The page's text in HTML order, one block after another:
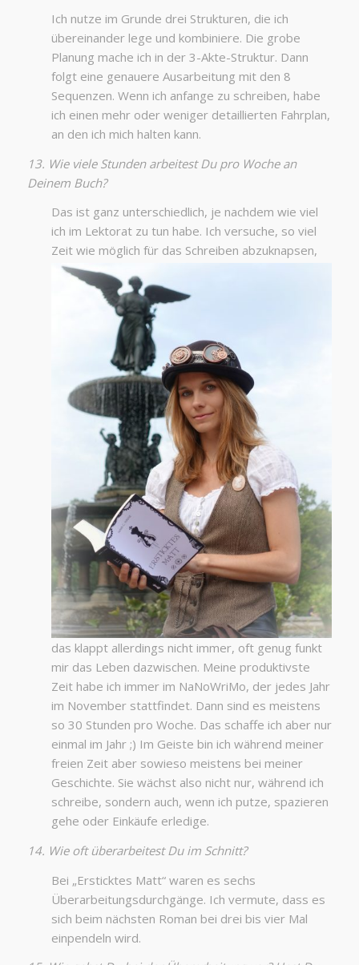
Ich nutze im Grunde drei Strukturen, die ich
übereinander lege und kombiniere. Die grobe
Planung mache ich in der 3-Akte-Struktur. Dann
folgt eine genauere Ausarbeitung mit den 8
Sequenzen. Wenn ich anfange zu schreiben, habe
ich einen mehr oder weniger detaillierten Fahrplan,
an den ich mich halten kann.
13. Wie viele Stunden arbeitest Du pro Woche an
Deinem Buch?
Das ist ganz unterschiedlich, je nachdem wie viel
ich im Lektorat zu tun habe. Ich versuche, so viel
Zeit wie möglich für das Schreiben abzuknapsen,
das klappt allerdings nicht immer, oft genug funkt
mir das Leben dazwischen. Meine produktivste
Zeit habe ich immer im NaNoWriMo, der jedes Jahr
im November stattfindet. Dann sind es meistens
so 30 Stunden pro Woche. Das schaffe ich aber nur
einmal im Jahr ;) Im Geiste bin ich während meiner
freien Zeit aber sowieso meistens bei meiner
Geschichte. Sie wächst also nicht nur, während ich
schreibe, sondern auch, wenn ich putze, spazieren
gehe oder Einkäufe erledige.
14. Wie oft überarbeitest Du im Schnitt?
Bei „Ersticktes Matt“ waren es sechs
Überarbeitungsdurchgänge. Ich vermute, dass es
sich beim nächsten Roman bei drei bis vier Mal
einpendeln wird.